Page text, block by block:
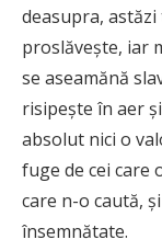
deasupra,
proslăveşte, iar
se aseamănă
risipeşte în aer
absolut nici o
fuge de cei care
care n-o caută,
însemnătate.